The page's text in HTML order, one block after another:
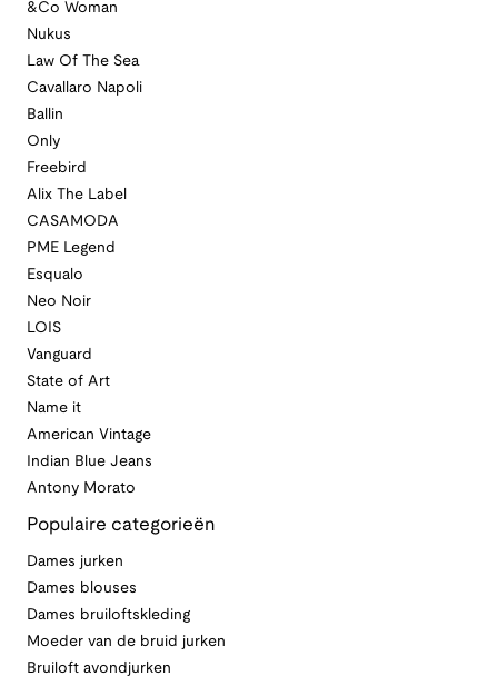
&Co Woman
Nukus
Law Of The Sea
Cavallaro Napoli
Ballin
Only
Freebird
Alix The Label
CASAMODA
PME Legend
Esqualo
Neo Noir
LOIS
Vanguard
State of Art
Name it
American Vintage
Indian Blue Jeans
Antony Morato
Populaire categorieën
Dames jurken
Dames blouses
Dames bruiloftskleding
Moeder van de bruid jurken
Bruiloft avondjurken